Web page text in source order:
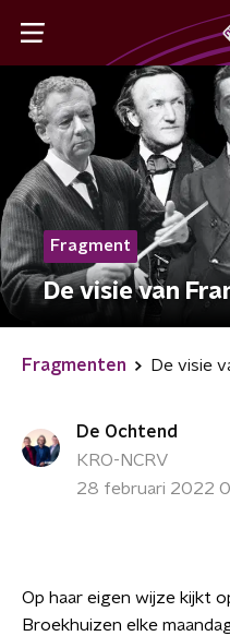
Fragment
De visie van
Fragmenten De visie
De Ochtend
KRO-NCRV
28 februari 2022
Op haar eigen wijze kijkt
Broekhuizen elke